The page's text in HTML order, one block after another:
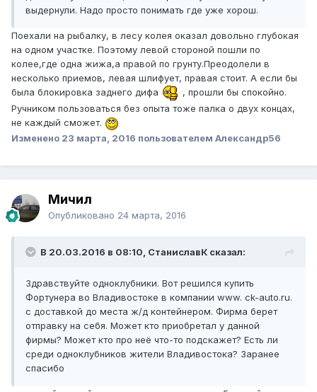
выдернули. Надо просто понимать где уже хорош.
Поехали на рыбалку, в лесу колея оказал довольно глубокая
на одном участке. Поэтому левой стороной пошли по
колее,где одна жижа,а правой по грунту.Преодолели в
несколько приемов, левая шлифует, правая стоит. А если бы
была блокировка заднего дифа
, прошли бы спокойно.
Ручником пользоваться без опыта тоже палка о двух концах,
не каждый сможет.
Изменено 23 марта, 2016 пользователем Александр56
Мичил
Опубликовано 24 марта, 2016
В 20.03.2016 в 08:10, СтаниславК сказал:
Здравствуйте одноклубники. Вот решился купить
Фортунера во Владивостоке в компании www. ck-auto.ru.
с доставкой до места ж/д контейнером. Фирма берет
отправку на себя. Может кто приобретал у данной
фирмы? Может кто про неё что-то подскажет? Есть ли
среди одноклубников жители Владивостока? Заранее
спасибо